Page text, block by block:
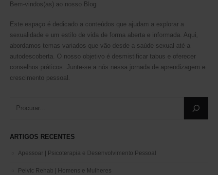
Bem-vindos(as) ao nosso Blog
Este espaço é dedicado a conteúdos que ajudam a explorar a
sexualidade e um estilo de vida de forma aberta e informada. Aqui,
abordamos temas variados que vão desde a saúde sexual até a
autodescoberta. O nosso objetivo é desmistificar tabus e oferecer
conselhos práticos. Junte-se a nós nessa jornada de aprendizagem e
crescimento pessoal.
ARTIGOS RECENTES
Apessoar | Psicoterapia e Desenvolvimento Pessoal
Pelvic Rehab | Homens e Mulheres
Social Media